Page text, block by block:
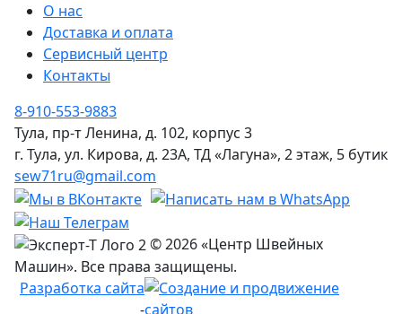
О нас
Доставка и оплата
Сервисный центр
Контакты
8-910-553-9883
Тула, пр-т Ленина, д. 102, корпус 3
г. Тула, ул. Кирова, д. 23А, ТД «Лагуна», 2 этаж, 5 бутик
sew71ru@gmail.com
© 2026 «Центр Швейных
Машин». Все права защищены.
Разработка сайта
-